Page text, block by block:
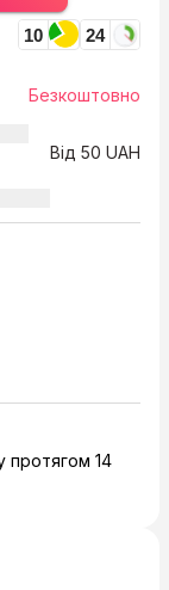
10 24
Безкоштовно
Від 50 UAH
протягом 14